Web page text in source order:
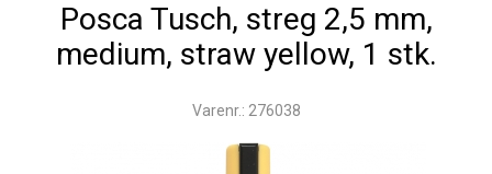
Posca Tusch, streg 2,5 mm,
medium, straw yellow, 1 stk.
Varenr.: 276038